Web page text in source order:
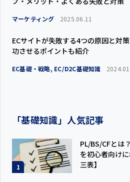
「基礎知識」人気記事
1
PL/BS/CFとは
を初心者向け
三表】
マーケティング 2025.06.11
ECサイトが失敗する4つの原因と対
功させるポイントも紹介
EC基礎・戦略, EC/D2C基礎知識